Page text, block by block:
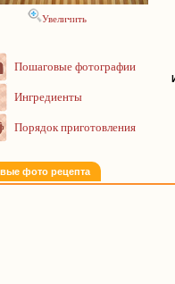
Увеличить
Пошаговые фотографии
Ингредиенты
Порядок приготовления
фото рецепта